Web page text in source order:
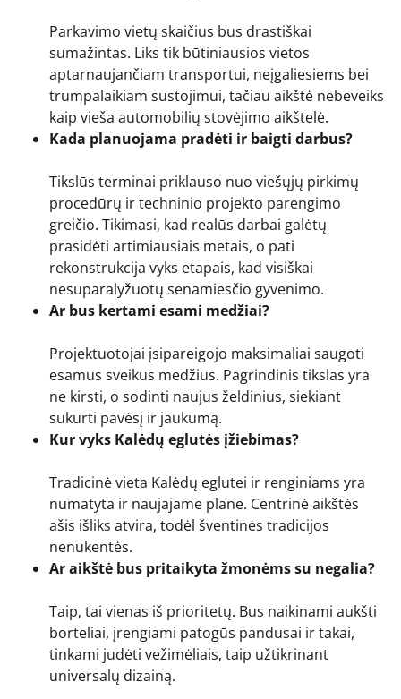
Parkavimo vietų skaičius bus drastiškai
sumažintas. Liks tik būtiniausios vietos
aptarnaujančiam transportui, neįgaliesiems bei
trumpalaikiam sustojimui, tačiau aikštė nebeveiks
kaip vieša automobilių stovėjimo aikštelė.
Kada planuojama pradėti ir baigti darbus?
Tikslūs terminai priklauso nuo viešųjų pirkimų
procedūrų ir techninio projekto parengimo
greičio. Tikimasi, kad realūs darbai galėtų
prasidėti artimiausiais metais, o pati
rekonstrukcija vyks etapais, kad visiškai
nesuparalyžuotų senamiesčio gyvenimo.
Ar bus kertami esami medžiai?
Projektuotojai įsipareigojo maksimaliai saugoti
esamus sveikus medžius. Pagrindinis tikslas yra
ne kirsti, o sodinti naujus želdinius, siekiant
sukurti pavėsį ir jaukumą.
Kur vyks Kalėdų eglutės įžiebimas?
Tradicinė vieta Kalėdų eglutei ir renginiams yra
numatyta ir naujajame plane. Centrinė aikštės
ašis išliks atvira, todėl šventinės tradicijos
nenukentės.
Ar aikštė bus pritaikyta žmonėms su negalia?
Taip, tai vienas iš prioritetų. Bus naikinami aukšti
borteliai, įrengiami patogūs pandusai ir takai,
tinkami judėti vežimėliais, taip užtikrinant
universalų dizainą.